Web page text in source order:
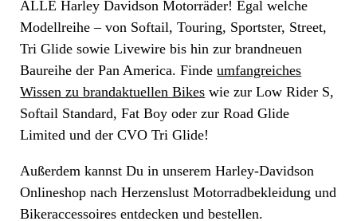
ALLE Harley Davidson Motorräder! Egal welche
Modellreihe – von Softail, Touring, Sportster, Street,
Tri Glide sowie Livewire bis hin zur brandneuen
Baureihe der Pan America. Findeumfangreiches
Wissen zu brandaktuellen Bikes wie zur Low Rider S,
Softail Standard, Fat Boy oder zur Road Glide
Limited und der CVO Tri Glide!
Außerdem kannst Du in unserem Harley-Davidson
Onlineshop nach Herzenslust Motorradbekleidung und
Bikeraccessoires entdecken und bestellen.